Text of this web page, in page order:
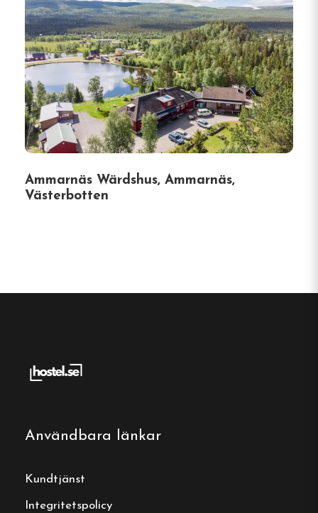
Ammarnäs Wärdshus, Ammarnäs,
Västerbotten
Användbara länkar
Kundtjänst
Integritetspolicy